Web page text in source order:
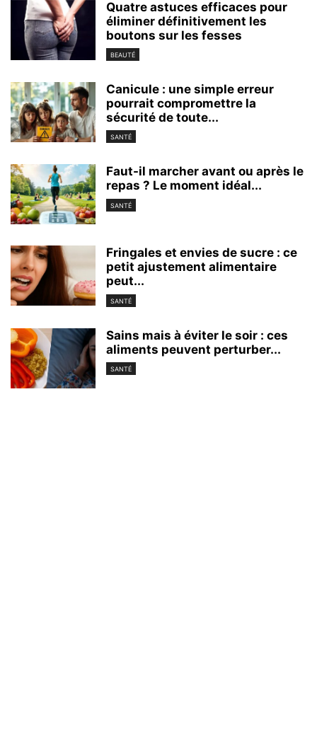
Quatre astuces efficaces pour
éliminer définitivement les
boutons sur les fesses
BEAUTÉ
Canicule : une simple erreur
pourrait compromettre la
sécurité de toute...
SANTÉ
Faut-il marcher avant ou après le
repas ? Le moment idéal...
SANTÉ
Fringales et envies de sucre : ce
petit ajustement alimentaire
peut...
SANTÉ
Sains mais à éviter le soir : ces
aliments peuvent perturber...
SANTÉ